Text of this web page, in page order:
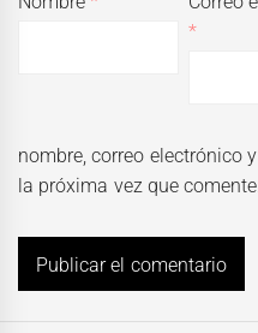
*
nombre, correo electrónico
la próxima vez que